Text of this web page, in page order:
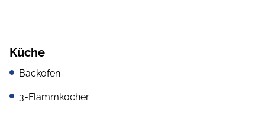
Küche
Backofen
3-Flammkocher